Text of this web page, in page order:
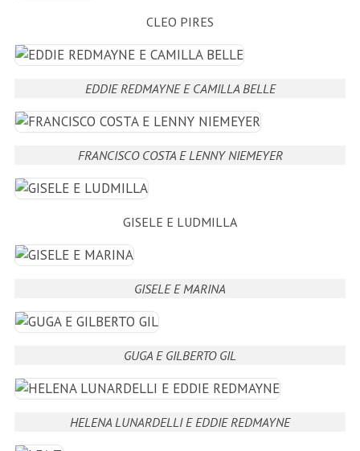
CLEO PIRES
EDDIE REDMAYNE E CAMILLA BELLE
FRANCISCO COSTA E LENNY NIEMEYER
GISELE E LUDMILLA
GISELE E MARINA
GUGA E GILBERTO GIL
HELENA LUNARDELLI E EDDIE REDMAYNE